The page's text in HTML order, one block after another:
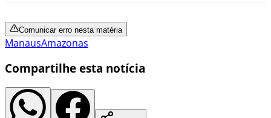
Comunicar erro nesta matéria
ManausAmazonas
Compartilhe esta notícia